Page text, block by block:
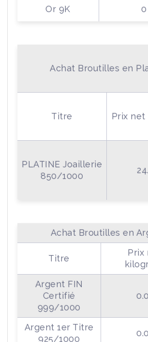
Or 9K
Achat Broutilles en
Titre Prix net
PLATINE Joaillerie
850/1000
Achat Broutilles en
Titre
Prix
Argent FIN
Certifié
999/1000
Argent 1er Titre
925/1000